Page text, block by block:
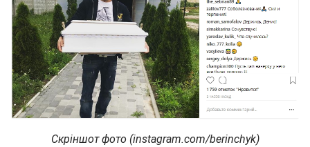
Скріншот фото (instagram.com/berinchyk)